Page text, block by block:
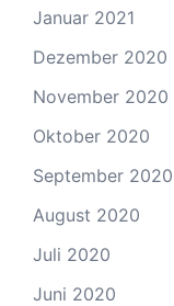
Januar 2021
Dezember 2020
November 2020
Oktober 2020
September 2020
August 2020
Juli 2020
Juni 2020